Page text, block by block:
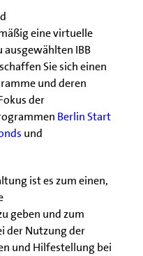
eine virtuelle
IBB
Sie sich einen
und deren
der
Berlin Start
und
ist es zum einen,
geben und zum
der Nutzung der
und Hilfestellung bei